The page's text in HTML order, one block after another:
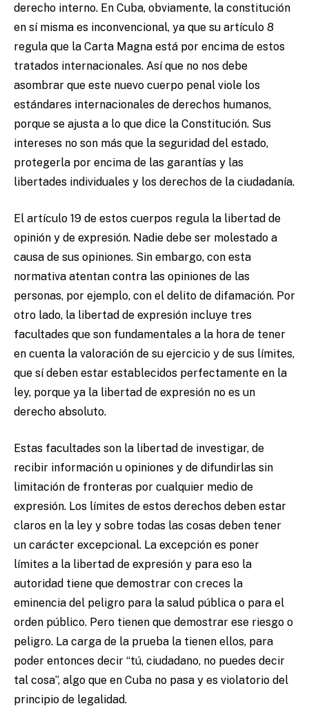
derecho interno. En Cuba, obviamente, la constitución
en sí misma es inconvencional, ya que su artículo 8
regula que la Carta Magna está por encima de estos
tratados internacionales. Así que no nos debe
asombrar que este nuevo cuerpo penal viole los
estándares internacionales de derechos humanos,
porque se ajusta a lo que dice la Constitución. Sus
intereses no son más que la seguridad del estado,
protegerla por encima de las garantías y las
libertades individuales y los derechos de la ciudadanía.
El artículo 19 de estos cuerpos regula la libertad de
opinión y de expresión. Nadie debe ser molestado a
causa de sus opiniones. Sin embargo, con esta
normativa atentan contra las opiniones de las
personas, por ejemplo, con el delito de difamación. Por
otro lado, la libertad de expresión incluye tres
facultades que son fundamentales a la hora de tener
en cuenta la valoración de su ejercicio y de sus límites,
que sí deben estar establecidos perfectamente en la
ley, porque ya la libertad de expresión no es un
derecho absoluto.
Estas facultades son la libertad de investigar, de
recibir información u opiniones y de difundirlas sin
limitación de fronteras por cualquier medio de
expresión. Los límites de estos derechos deben estar
claros en la ley y sobre todas las cosas deben tener
un carácter excepcional. La excepción es poner
límites a la libertad de expresión y para eso la
autoridad tiene que demostrar con creces la
eminencia del peligro para la salud pública o para el
orden público. Pero tienen que demostrar ese riesgo o
peligro. La carga de la prueba la tienen ellos, para
poder entonces decir “tú, ciudadano, no puedes decir
tal cosa”, algo que en Cuba no pasa y es violatorio del
principio de legalidad.